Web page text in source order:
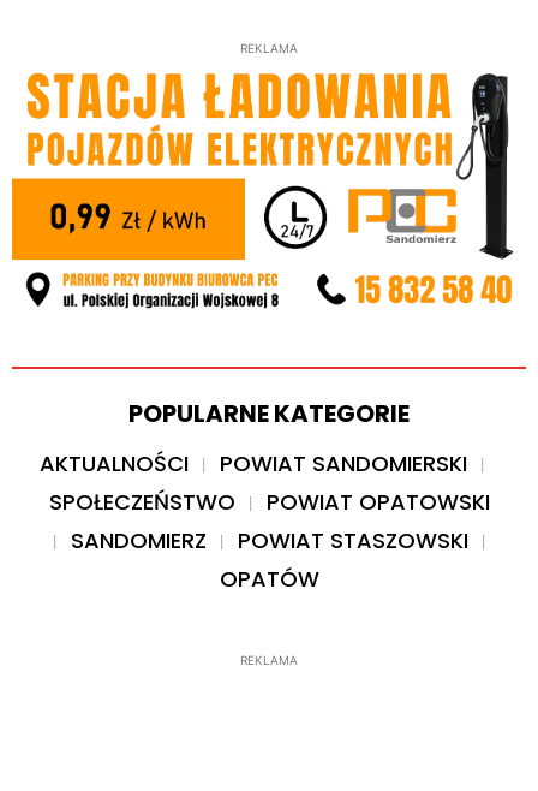
REKLAMA
POPULARNE KATEGORIE
AKTUALNOŚCI
POWIAT SANDOMIERSKI
SPOŁECZEŃSTWO
POWIAT OPATOWSKI
SANDOMIERZ
POWIAT STASZOWSKI
OPATÓW
REKLAMA